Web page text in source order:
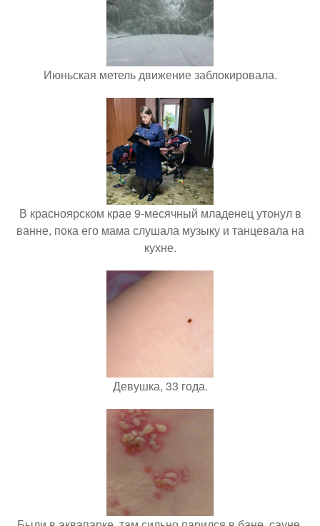
Июньская метель движение заблокировала.
В красноярском крае 9-месячный младенец утонул в
ванне, пока его мама слушала музыку и танцевала на
кухне.
Девушка, 33 года.